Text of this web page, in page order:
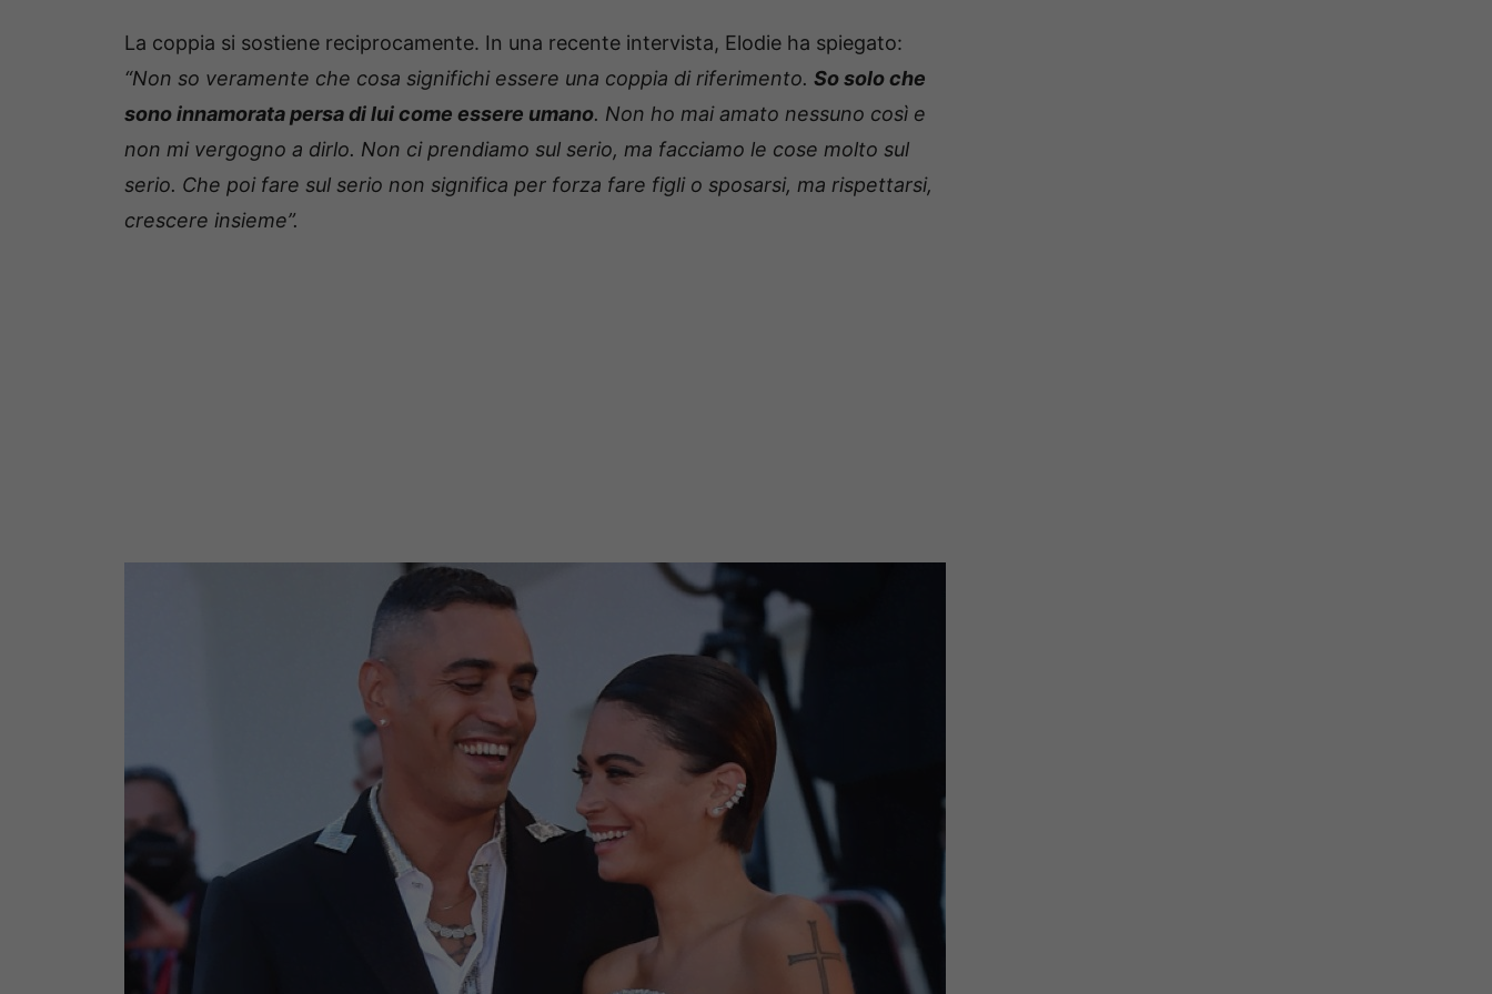
La coppia si sostiene reciprocamente. In una recente intervista, Elodie ha spiegato:
“Non so veramente che cosa significhi essere una coppia di riferimento. So solo che
sono innamorata persa di lui come essere umano. Non ho mai amato nessuno così e
non mi vergogno a dirlo. Non ci prendiamo sul serio, ma facciamo le cose molto sul
serio. Che poi fare sul serio non significa per forza fare figli o sposarsi, ma rispettarsi,
crescere insieme”.